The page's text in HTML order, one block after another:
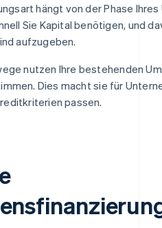
hängt von der Phase
Sie Kapital benötigen, und
aufzugeben.
nutzen Ihre bestehenden
Dies macht sie für
passen.